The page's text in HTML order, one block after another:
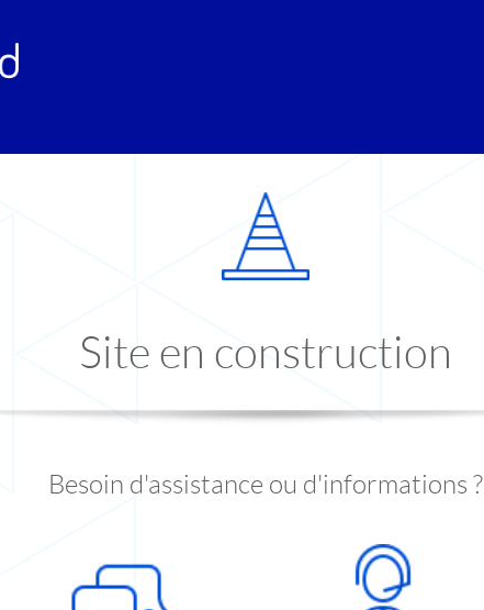
Site en construction
Besoin d'assistance ou d'informations ?